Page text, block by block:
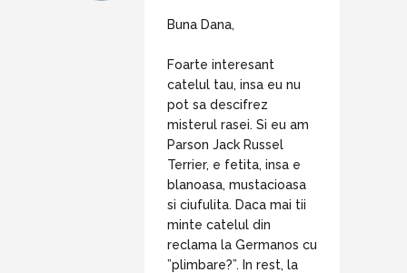
Buna Dana,
Foarte interesant
catelul tau, insa eu nu
pot sa descifrez
misterul rasei. Si eu am
Parson Jack Russel
Terrier, e fetita, insa e
blanoasa, mustacioasa
si ciufulita. Daca mai tii
minte catelul din
reclama la Germanos cu
”plimbare?”. In rest, la